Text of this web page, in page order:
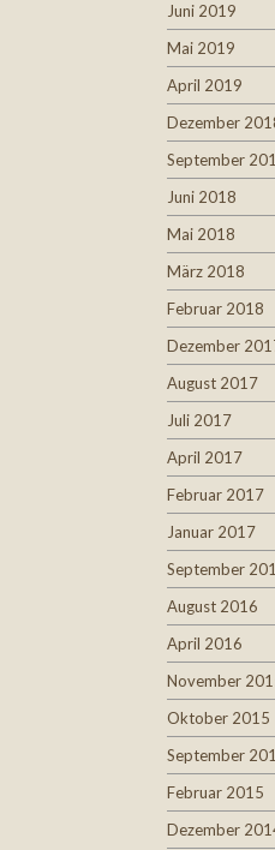
Juni 2019
Mai 2019
April 2019
Dezember
September
Juni 2018
Mai 2018
März 2018
Februar 2018
Dezember
August 2017
Juli 2017
April 2017
Februar 2017
Januar 2017
September
August 2016
April 2016
November
Oktober 2015
September
Februar 2015
Dezember